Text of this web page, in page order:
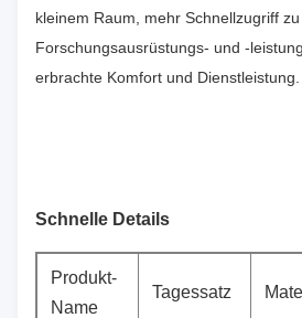
kleinem Raum, mehr Schnellzugriff
Forschungsausrüstungs- und -
erbrachte Komfort und Dienstleistung.
Schnelle Details
Produkt-
Name
Tagessatz